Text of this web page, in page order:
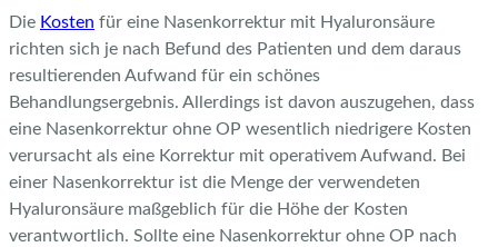
Die Kosten für eine Nasenkorrektur mit Hyaluronsäure
richten sich je nach Befund des Patienten und dem daraus
resultierenden Aufwand für ein schönes
Behandlungsergebnis. Allerdings ist davon auszugehen, dass
eine Nasenkorrektur ohne OP wesentlich niedrigere Kosten
verursacht als eine Korrektur mit operativem Aufwand. Bei
einer Nasenkorrektur ist die Menge der verwendeten
Hyaluronsäure maßgeblich für die Höhe der Kosten
verantwortlich. Sollte eine Nasenkorrektur ohne OP nach